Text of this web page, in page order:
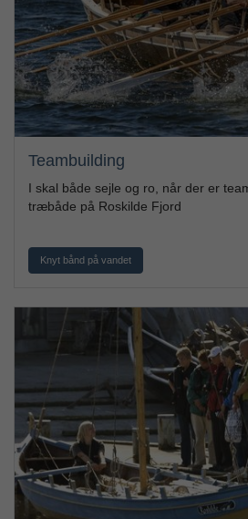
Teambuilding
I skal både sejle og ro, når der er
træbåde på Roskilde Fjord
Knyt bånd på vandet